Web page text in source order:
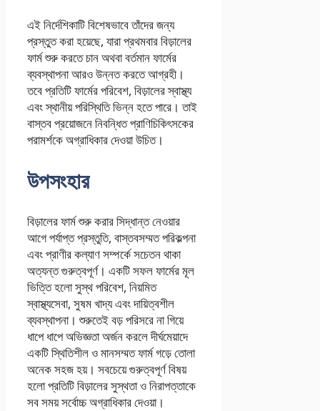
এই নির্দেশিকাটি বিশেষভাবে তাঁদের জন্য
প্রস্তুত করা হয়েছে, যারা প্রথমবার বিড়ালের
ফার্ম শুরু করতে চান অথবা বর্তমান ফার্মের
ব্যবস্থাপনা আরও উন্নত করতে আগ্রহী।
তবে প্রতিটি ফার্মের পরিবেশ, বিড়ালের স্বাস্থ্য
এবং স্থানীয় পরিস্থিতি ভিন্ন হতে পারে। তাই
বাস্তব প্রয়োজনে নিবন্ধিত প্রাণিচিকিৎসকের
পরামর্শকে অগ্রাধিকার দেওয়া উচিত।
উপসংহার
বিড়ালের ফার্ম শুরু করার সিদ্ধান্ত নেওয়ার
আগে পর্যাপ্ত প্রস্তুতি, বাস্তবসম্মত পরিকল্পনা
এবং প্রাণীর কল্যাণ সম্পর্কে সচেতন থাকা
অত্যন্ত গুরুত্বপূর্ণ। একটি সফল ফার্মের মূল
ভিত্তি হলো সুস্থ পরিবেশ, নিয়মিত
স্বাস্থ্যসেবা, সুষম খাদ্য এবং দায়িত্বশীল
ব্যবস্থাপনা। শুরুতেই বড় পরিসরে না গিয়ে
ধাপে ধাপে অভিজ্ঞতা অর্জন করলে দীর্ঘমেয়াদে
একটি স্থিতিশীল ও মানসম্মত ফার্ম গড়ে তোলা
অনেক সহজ হয়। সবচেয়ে গুরুত্বপূর্ণ বিষয়
হলো প্রতিটি বিড়ালের সুস্থতা ও নিরাপত্তাকে
সব সময় সর্বোচ্চ অগ্রাধিকার দেওয়া।